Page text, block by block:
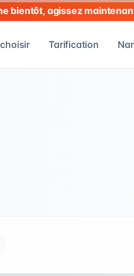
bientôt, agissez
Tarification